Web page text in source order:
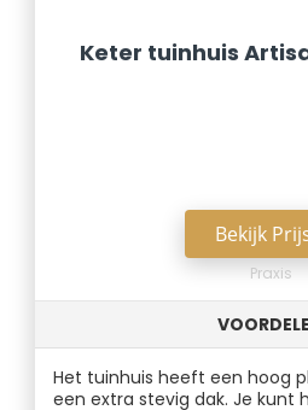
Keter tuinhuis
Bekijk
Praxis
Het tuinhuis heeft een hoog
een extra stevig dak. Je kunt